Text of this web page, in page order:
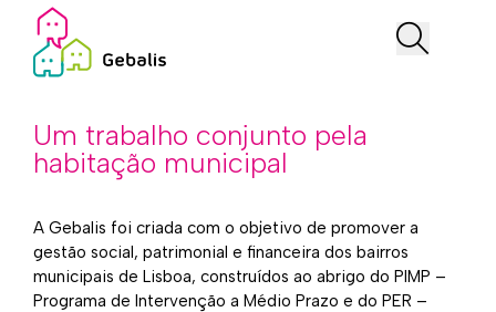
Um trabalho conjunto pela
habitação municipal
A Gebalis foi criada com o objetivo de promover a
gestão social, patrimonial e financeira dos bairros
municipais de Lisboa, construídos ao abrigo do PIMP –
Programa de Intervenção a Médio Prazo e do PER –